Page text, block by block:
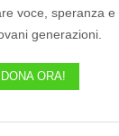
voce, speranza e
generazioni.
DONA ORA!